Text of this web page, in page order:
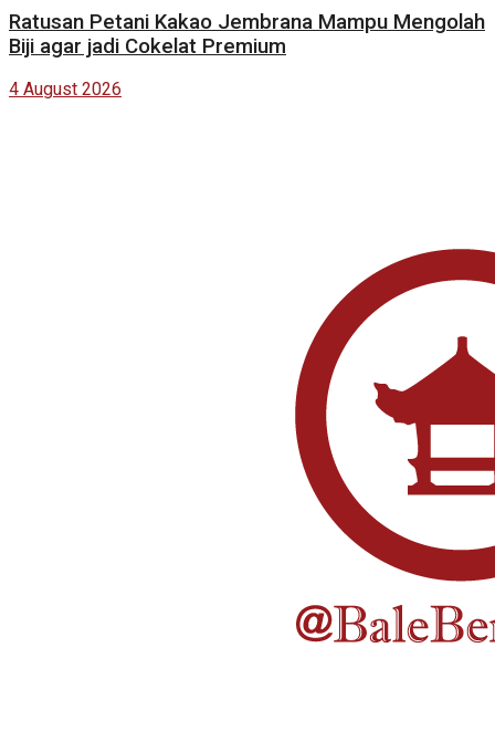
Ratusan Petani Kakao Jembrana Mampu Mengolah
Biji agar jadi Cokelat Premium
4 August 2026